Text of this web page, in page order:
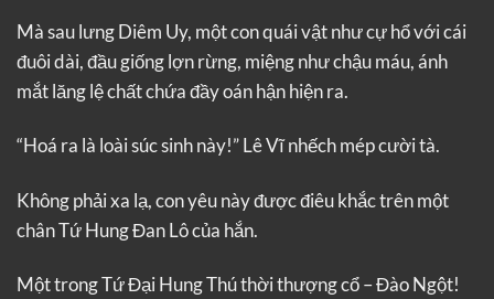
Mà sau lưng Diêm Uy, một con quái vật như cự hổ với cái
đuôi dài, đầu giống lợn rừng, miệng như chậu máu, ánh
mắt lăng lệ chất chứa đầy oán hận hiện ra.
“Hoá ra là loài súc sinh này!” Lê Vĩ nhếch mép cười tà.
Không phải xa lạ, con yêu này được điêu khắc trên một
chân Tứ Hung Đan Lô của hắn.
Một trong Tứ Đại Hung Thú thời thượng cổ – Đào Ngột!